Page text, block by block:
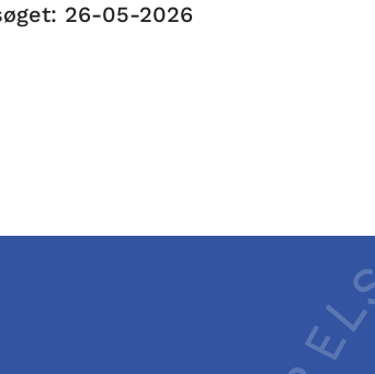
26-05-2026